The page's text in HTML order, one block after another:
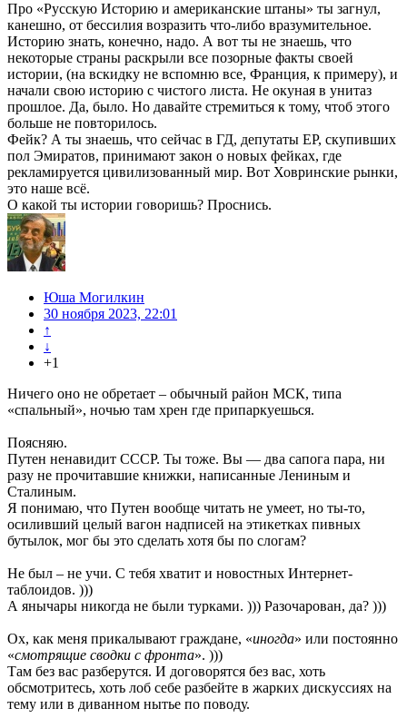
Про «Русскую Историю и американские штаны» ты загнул,
канешно, от бессилия возразить что-либо вразумительное.
Историю знать, конечно, надо. А вот ты не знаешь, что
некоторые страны раскрыли все позорные факты своей
истории, (на вскидку не вспомню все, Франция, к примеру), и
начали свою историю с чистого листа. Не окуная в унитаз
прошлое. Да, было. Но давайте стремиться к тому, чтоб этого
больше не повторилось.
Фейк? А ты знаешь, что сейчас в ГД, депутаты ЕР, скупивших
пол Эмиратов, принимают закон о новых фейках, где
рекламируется цивилизованный мир. Вот Ховринские рынки,
это наше всё.
О какой ты истории говоришь? Проснись.
Юша Могилкин
30 ноября 2023, 22:01
↑
↓
+1
Ничего оно не обретает – обычный район МСК, типа
«спальный», ночью там хрен где припаркуешься.
Поясняю.
Путен ненавидит СССР. Ты тоже. Вы — два сапога пара, ни
разу не прочитавшие книжки, написанные Лениным и
Сталиным.
Я понимаю, что Путен вообще читать не умеет, но ты-то,
осиливший целый вагон надписей на этикетках пивных
бутылок, мог бы это сделать хотя бы по слогам?
Не был – не учи. С тебя хватит и новостных Интернет-
таблоидов. )))
А янычары никогда не были турками. ))) Разочарован, да? )))
Ох, как меня прикалывают граждане, «иногда» или постоянно
«смотрящие сводки с фронта». )))
Там без вас разберутся. И договорятся без вас, хоть
обсмотритесь, хоть лоб себе разбейте в жарких дискуссиях на
тему или в диванном нытье по поводу.